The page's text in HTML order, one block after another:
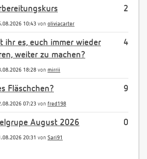
2
10:43 von oliviacarter
4
ihr es, euch immer wieder
weiter zu machen?
18:28 von mirrii
9
Fläschchen?
07:23 von fred198
0
August 2026
20:31 von Sari91